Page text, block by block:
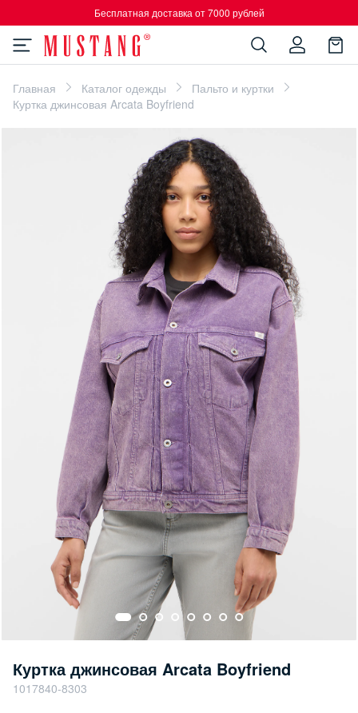
Бесплатная доставка от 7000 рублей
Главная Каталог одежды
Пальто и куртки
Куртка джинсовая Arcata Boyfriend
Куртка джинсовая Arcata Boyfriend
1017840-8303